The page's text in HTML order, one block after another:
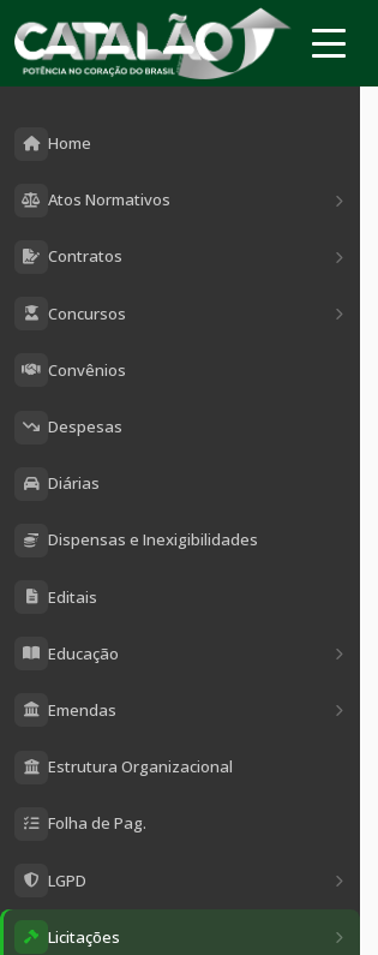
Home
Atos Normativos
Contratos
Concursos
Convênios
Despesas
Diárias
Dispensas e Inexigibilidades
Editais
Educação
Emendas
Estrutura Organizacional
Folha de Pag.
LGPD
Licitações